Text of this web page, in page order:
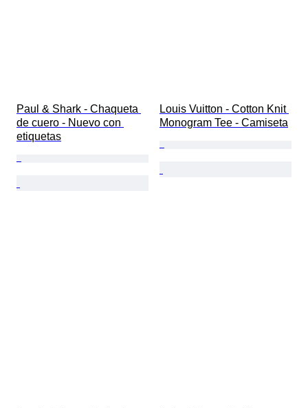
Paul & Shark - Chaqueta
de cuero - Nuevo con
etiquetas
Louis Vuitton - Cotton Knit
Monogram Tee - Camiseta